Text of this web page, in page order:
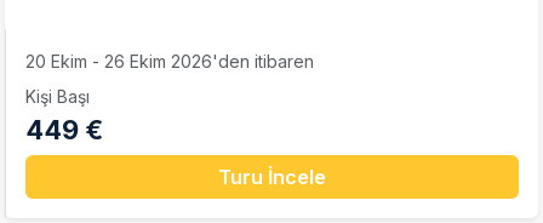
20 Ekim - 26 Ekim 2026'den itibaren
Kişi Başı
449 €
Turu İncele